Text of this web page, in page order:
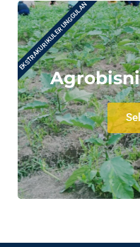
EKSTRAKURIKULER UNGGULAN